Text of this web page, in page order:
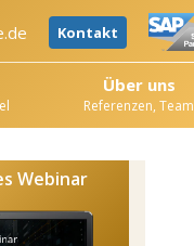
Kontakt
Über uns
Referenzen, Team
Webinar